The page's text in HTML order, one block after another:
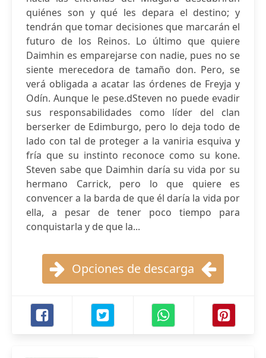
quiénes son y qué les depara el destino; y
tendrán que tomar decisiones que marcarán el
futuro de los Reinos. Lo último que quiere
Daimhin es emparejarse con nadie, pues no se
siente merecedora de tamaño don. Pero, se
verá obligada a acatar las órdenes de Freyja y
Odín. Aunque le pese.dSteven no puede evadir
sus responsabilidades como líder del clan
berserker de Edimburgo, pero lo deja todo de
lado con tal de proteger a la vaniria esquiva y
fría que su instinto reconoce como su kone.
Steven sabe que Daimhin daría su vida por su
hermano Carrick, pero lo que quiere es
convencer a la barda de que él daría la vida por
ella, a pesar de tener poco tiempo para
conquistarla y de que la...
Opciones de descarga